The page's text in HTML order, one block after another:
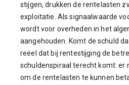
stijgen, drukken de rentelasten
exploitatie. Als signaalwaarde
wordt voor overheden in het
aangehouden. Komt de schuld
reëel dat bij rentestijging de
schuldenspiraal terecht komt: er
om de rentelasten te kunnen